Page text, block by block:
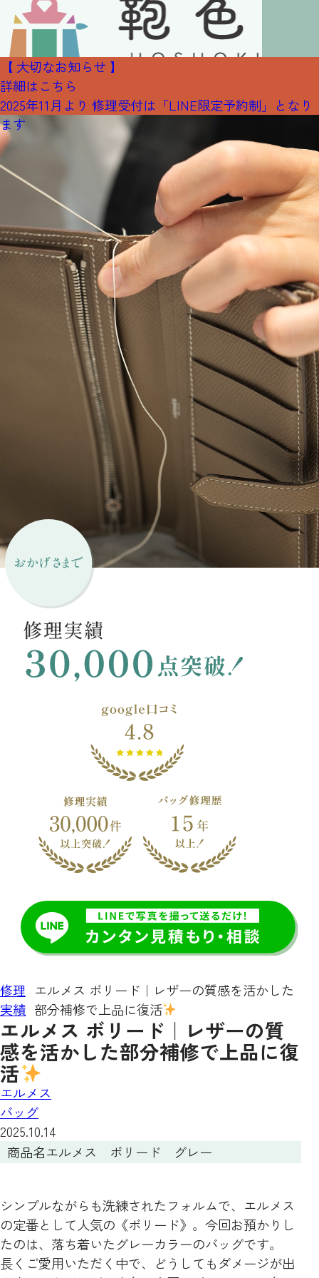
【 大切なお知らせ 】
詳細はこちら
2025年11月より 修理受付は「LINE限定予約制」となり
ます
修理
実績
エルメス ボリード｜レザーの質感を活かした
部分補修で上品に復活
エルメス ボリード｜レザーの質
感を活かした部分補修で上品に復
活
エルメス
バッグ
2025.10.14
商品名エルメス ボリード グレー
シンプルながらも洗練されたフォルムで、エルメス
の定番として人気の《ボリード》。今回お預かりし
たのは、落ち着いたグレーカラーのバッグです。
長くご愛用いただく中で、どうしてもダメージが出